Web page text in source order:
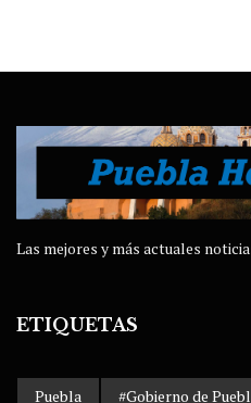
Las mejores y más actuales
ETIQUETAS
Puebla #Gobierno de